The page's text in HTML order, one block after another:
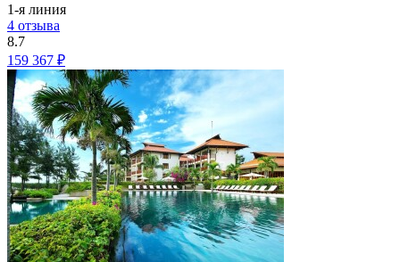
1-я линия
4 отзыва
8.7
159 367 ₽